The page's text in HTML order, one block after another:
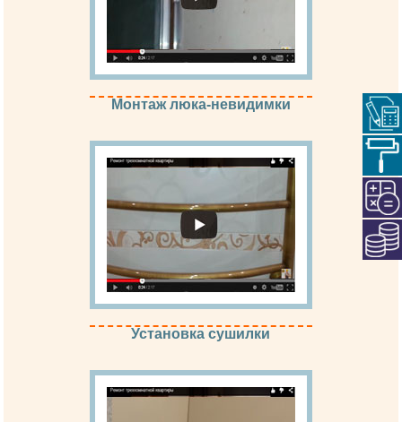
Монтаж люка-невидимки
Установка сушилки